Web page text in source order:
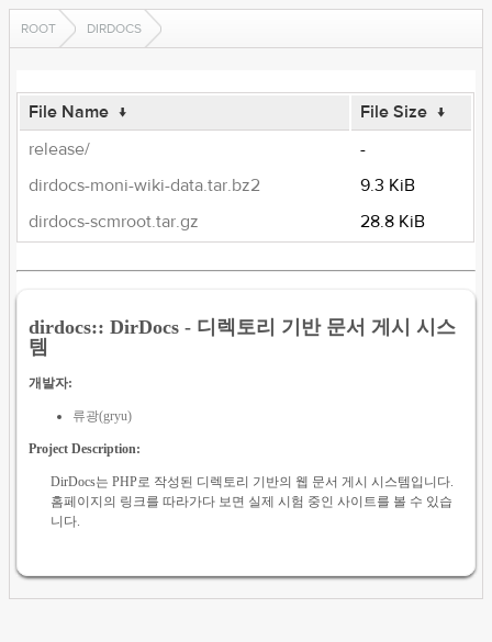
ROOT DIRDOCS
File Name ↓ File Size ↓
release/
-
dirdocs-moni-wiki-data.tar.bz2
9.3 KiB
dirdocs-scmroot.tar.gz
28.8 KiB
dirdocs:: DirDocs - 디렉토리 기반 문서 게시 시스
템
개발자:
류광(gryu)
Project Description:
DirDocs는 PHP로 작성된 디렉토리 기반의 웹 문서 게시 시스템입니다.
홈페이지의 링크를 따라가다 보면 실제 시험 중인 사이트를 볼 수 있습
니다.